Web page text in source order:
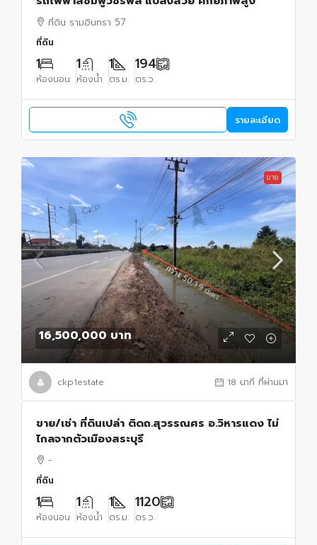
ที่ดิน รามอินทรา 57
ที่ดิน
1
ห้องนอน
1
ห้องน้ำ
1
ตร.ม.
194
ตร.ว.
รายละเอียด
ขาย
16,500,000 บาท
ckp1estate 18 นาที ที่ผ่านมา
ขาย/เช่า ที่ดินเปล่า ติดถ.สุวรรณศร อ.วิหารแดง ไม่
ไกลจากตัวเมืองสระบุรี
-
ที่ดิน
1
ห้องนอน
1
ห้องน้ำ
1
ตร.ม.
1120
ตร.ว.